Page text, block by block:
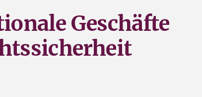
Geschäfte